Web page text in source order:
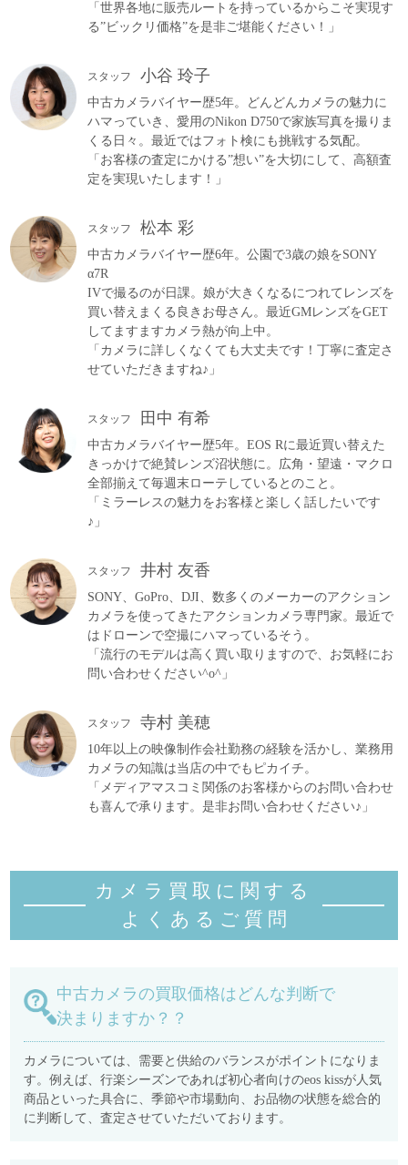
「世界各地に販売ルートを持っているからこそ実現す
る”ビックリ価格”を是非ご堪能ください！」
スタッフ 小谷 玲子
中古カメラバイヤー歴5年。どんどんカメラの魅力に
ハマっていき、愛用のNikon D750で家族写真を撮りま
くる日々。最近ではフォト検にも挑戦する気配。
「お客様の査定にかける”想い”を大切にして、高額査
定を実現いたします！」
スタッフ 松本 彩
中古カメラバイヤー歴6年。公園で3歳の娘をSONY
α7R
IVで撮るのが日課。娘が大きくなるにつれてレンズを
買い替えまくる良きお母さん。最近GMレンズをGET
してますますカメラ熱が向上中。
「カメラに詳しくなくても大丈夫です！丁寧に査定さ
せていただきますね♪」
スタッフ 田中 有希
中古カメラバイヤー歴5年。EOS Rに最近買い替えた
きっかけで絶賛レンズ沼状態に。広角・望遠・マクロ
全部揃えて毎週末ローテしているとのこと。
「ミラーレスの魅力をお客様と楽しく話したいです
♪」
スタッフ 井村 友香
SONY、GoPro、DJI、数多くのメーカーのアクション
カメラを使ってきたアクションカメラ専門家。最近で
はドローンで空撮にハマっているそう。
「流行のモデルは高く買い取りますので、お気軽にお
問い合わせください^o^」
スタッフ 寺村 美穂
10年以上の映像制作会社勤務の経験を活かし、業務用
カメラの知識は当店の中でもピカイチ。
「メディアマスコミ関係のお客様からのお問い合わせ
も喜んで承ります。是非お問い合わせください♪」
カメラ買取に関する
よくあるご質 問
中古カメラの買取価格はどんな判断で
決まりますか？？
カメラについては、需要と供給のバランスがポイントになりま
す。例えば、行楽シーズンであれば初心者向けのeos kissが人気
商品といった具合に、季節や市場動向、お品物の状態を総合的
に判断して、査定させていただいております。